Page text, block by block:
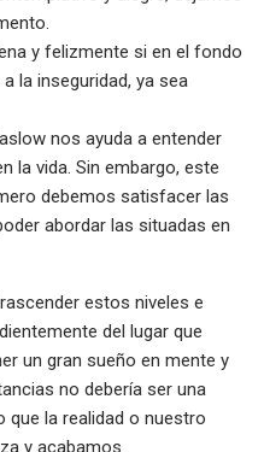
y felizmente si en el fondo
la inseguridad, ya sea
nos ayuda a entender
la vida. Sin embargo, este
debemos satisfacer las
abordar las situadas en
estos niveles e
del lugar que
un gran sueño en mente y
no debería ser una
que la realidad o nuestro
y acabamos